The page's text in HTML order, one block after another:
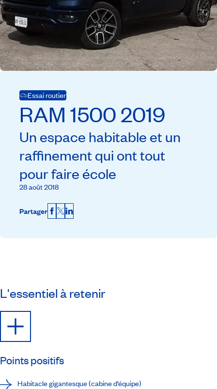
Essai routier
RAM 15002019
Un espace habitable et un
raffinement qui ont tout
pour faire école
28 août 2018
Partager Facebook
X LinkedIn
L'essentiel à retenir
Points positifs
Habitacle gigantesque (cabine d’équipe)